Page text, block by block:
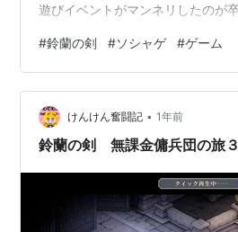
遊びイベントがマンネリしたのが
#鈴蘭の剣 #ソシャゲ #ゲーム
けんけん奮闘記 • 1年前
鈴蘭の剣 無課金傭兵団の旅